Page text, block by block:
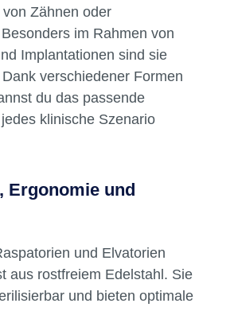
Zähnen oder
im Rahmen von
Implantationen sind sie
verschiedener Formen
du das passende
klinische Szenario
Ergonomie und
und Elvatorien
aus rostfreiem Edelstahl. Sie
und bieten optimale